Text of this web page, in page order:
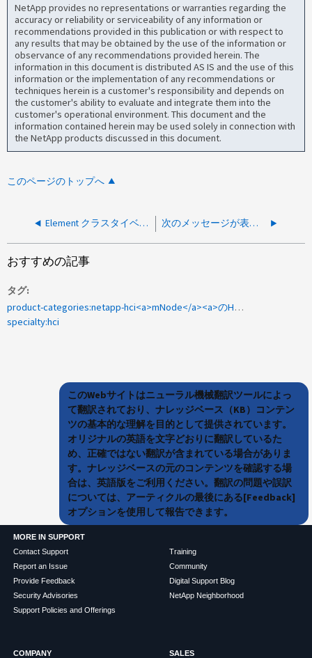
NetApp provides no representations or warranties regarding the
accuracy or reliability or serviceability of any information or
recommendations provided in this publication or with respect to
any results that may be obtained by the use of the information or
observance of any recommendations provided herein. The
information in this document is distributed AS IS and the use of this
information or the implementation of any recommendations or
techniques herein is a customer's responsibility and depends on
the customer's ability to evaluate and integrate them into the
customer's operational environment. This document and the
information contained herein may be used solely in connection with
the NetApp products discussed in this document.
このページのトップへ
Element クラスタイベント：仮想ボリュームの数が推奨される上限に近づいているか上限を超えています 次のメッセージが表示されて Element クラスタのアップグレードが失敗します。 UpgradeError ：ステージングストレージノード <storage node name> が mNode で失敗しました
おすすめの記事
タグ
product-categories:netapp-hci<a>mNode</a><a>のHCC</a><a>管理サービス</a>
specialty:hci
このWebサイトはニューラル機械翻訳ツールによっ
て翻訳されており、ナレッジベース（KB）コンテン
ツの基本的な理解を目的として提供されています。
オリジナルの英語を文字どおりに翻訳しているた
め、正確ではない翻訳が含まれている場合がありま
す。ナレッジベースの元のコンテンツを確認する場
合は、英語版をご利用ください。翻訳の問題や誤訳
については、アーティクルの最後にある[Feedback]
オプションを使用して報告できます。
MORE IN SUPPORT
Contact Support
Report an Issue
Provide Feedback
Security Advisories
Support Policies and Offerings
Training
Community
Digital Support Blog
NetApp Neighborhood
COMPANY
SALES